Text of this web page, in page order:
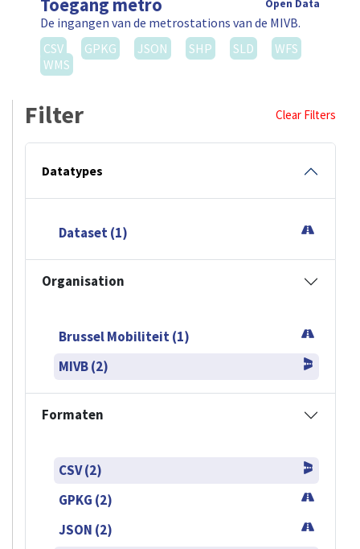
Toegang metro Open Data
De ingangen van de metrostations van de MIVB.
CSV
GPKG JSON SHP SLD
WFS
WMS
Filter Clear Filters
Datatypes
Dataset (1)
Organisation
Brussel Mobiliteit (1)
MIVB (2)
Formaten
CSV (2)
GPKG (2)
JSON (2)